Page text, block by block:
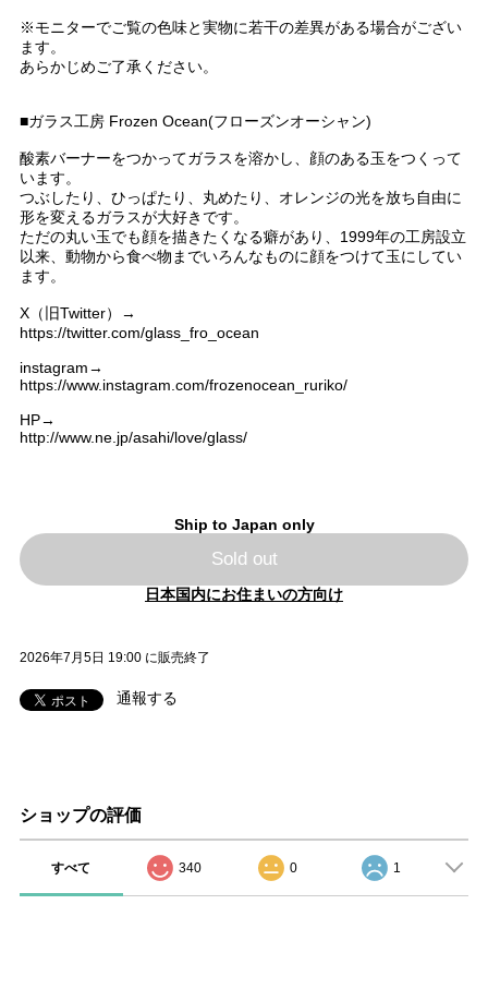
※モニターでご覧の色味と実物に若干の差異がある場合がござい
ます。
あらかじめご了承ください。
■ガラス工房 Frozen Ocean(フローズンオーシャン)
酸素バーナーをつかってガラスを溶かし、顔のある玉をつくって
います。
つぶしたり、ひっぱたり、丸めたり、オレンジの光を放ち自由に
形を変えるガラスが大好きです。
ただの丸い玉でも顔を描きたくなる癖があり、1999年の工房設立
以来、動物から食べ物までいろんなものに顔をつけて玉にしてい
ます。
X（旧Twitter）→
https://twitter.com/glass_fro_ocean
instagram→
https://www.instagram.com/frozenocean_ruriko/
HP→
http://www.ne.jp/asahi/love/glass/
Ship to Japan only
Sold out
日本国内にお住まいの方向け
2026年7月5日 19:00 に販売終了
通報する
ショップの評価
すべて 340 0 1